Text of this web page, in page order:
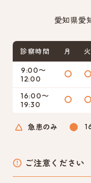
愛知県愛
診察時間 月 火
9:00〜
12:00
16:00〜
19:30
急患のみ
ご注意ください